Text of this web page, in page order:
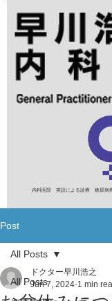
内科医院 英語による診療 糖尿病
Post
All Posts
All Posts
ドクター早川浩之
Jun 7, 2024 1 min